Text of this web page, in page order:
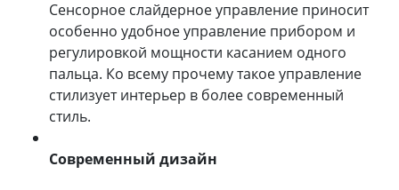
Сенсорное слайдерное управление приносит
особенно удобное управление прибором и
регулировкой мощности касанием одного
пальца. Ко всему прочему такое управление
стилизует интерьер в более современный
стиль.
Современный дизайн